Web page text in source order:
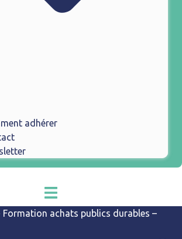
adhérer
Formation achats publics durables –